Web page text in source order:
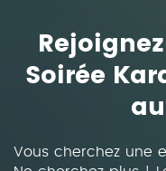
Soirée
Vous cherchez une